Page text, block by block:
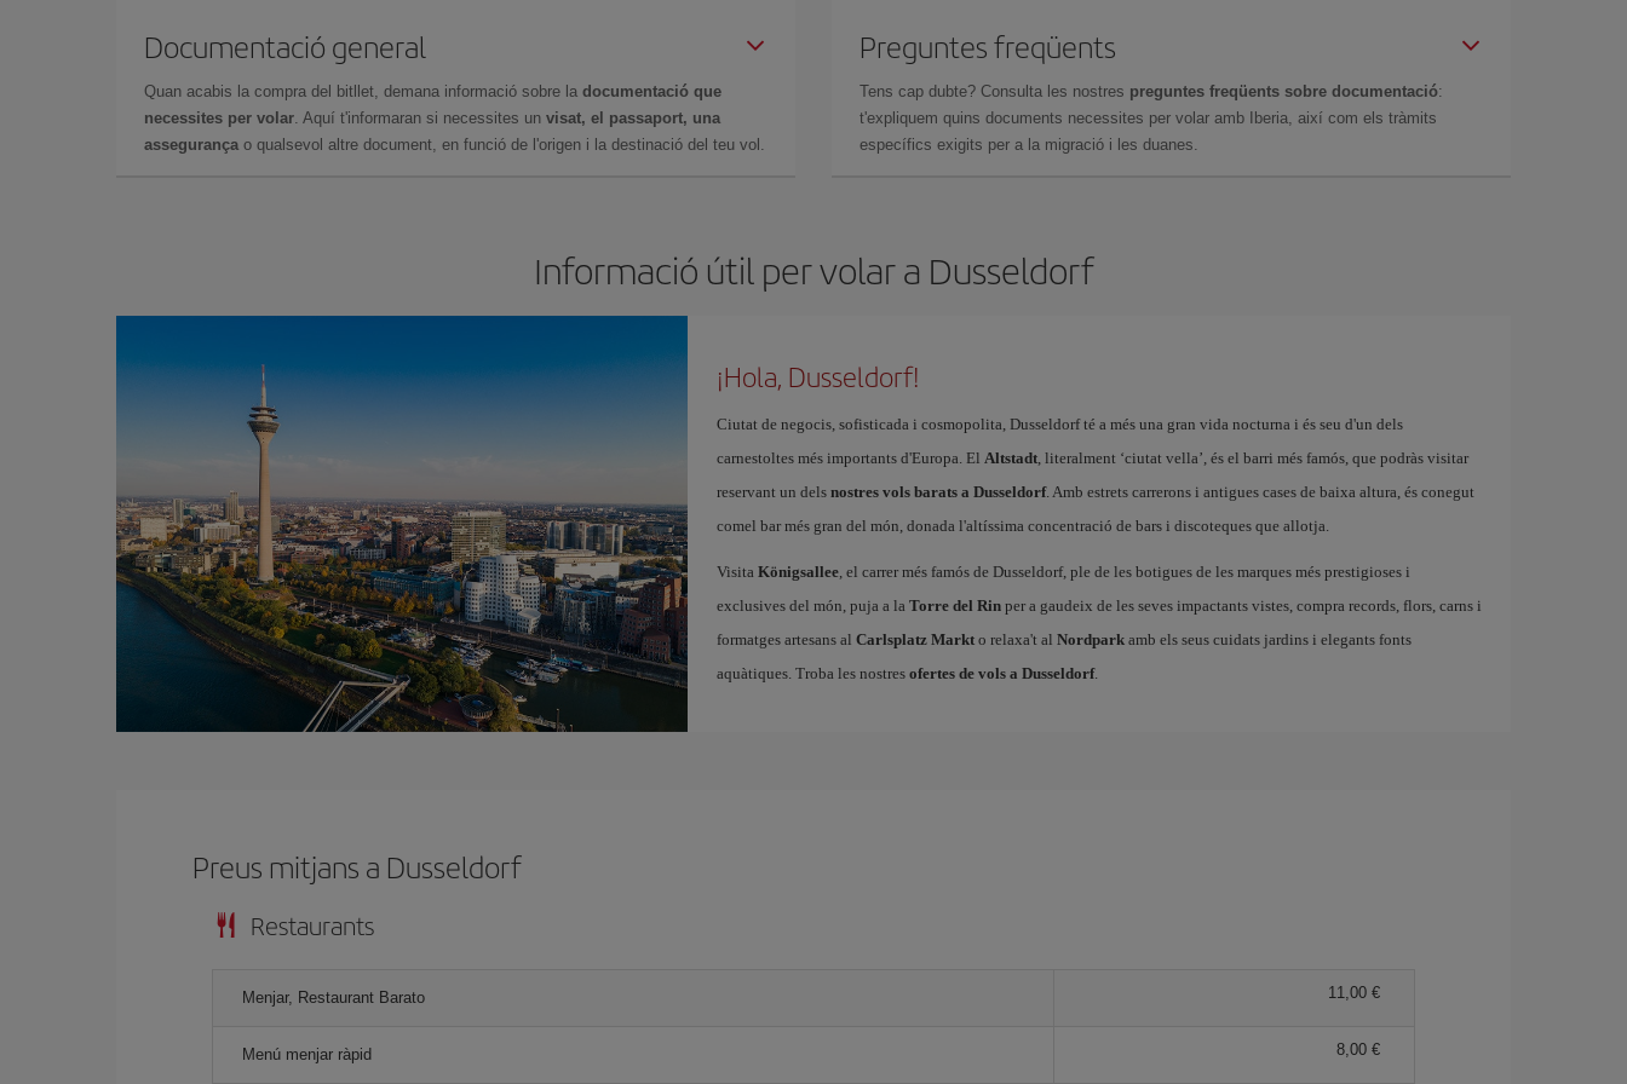
Documentació general
Quan acabis la compra del bitllet, demana informació sobre la documentació que
necessites per volar. Aquí t'informaran si necessites un visat, el passaport, una
assegurança o qualsevol altre document, en funció de l'origen i la destinació del teu vol.
Preguntes freqüents
Tens cap dubte? Consulta les nostres preguntes freqüents sobre documentació:
t'expliquem quins documents necessites per volar amb Iberia, així com els tràmits
específics exigits per a la migració i les duanes.
Informació útil per volar a Dusseldorf
¡Hola, Dusseldorf!
Ciutat de negocis, sofisticada i cosmopolita, Dusseldorf té a més una gran vida nocturna i és seu d'un dels
carnestoltes més importants d'Europa. El Altstadt, literalment ‘ciutat vella’, és el barri més famós, que podràs visitar
reservant un dels nostres vols barats a Dusseldorf. Amb estrets carrerons i antigues cases de baixa altura, és conegut
comel bar més gran del món, donada l'altíssima concentració de bars i discoteques que allotja.
Visita Königsallee, el carrer més famós de Dusseldorf, ple de les botigues de les marques més prestigioses i
exclusives del món, puja a la Torre del Rinper a gaudeix de les seves impactants vistes, compra records, flors, carns i
formatges artesans al Carlsplatz Markto relaxa't al Nordparkamb els seus cuidats jardins i elegants fonts
aquàtiques. Troba les nostres ofertes de vols a Dusseldorf.
Preus mitjans a Dusseldorf
Restaurants
Menjar, Restaurant Barato 11,00
Menú menjar ràpid 8,00